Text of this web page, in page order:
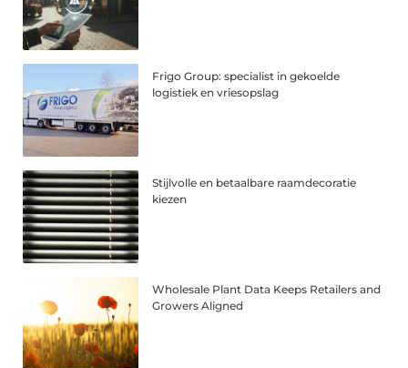
Frigo Group: specialist in gekoelde
logistiek en vriesopslag
Stijlvolle en betaalbare raamdecoratie
kiezen
Wholesale Plant Data Keeps Retailers and
Growers Aligned